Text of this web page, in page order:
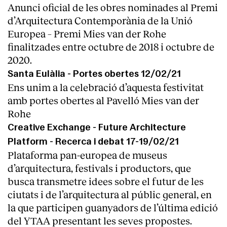
Clients
Anunci oficial de les obres nominades al Premi
d’Arquitectura Contemporània de la Unió
Europea – Premi Mies van der Rohe
finalitzades entre octubre de 2018 i octubre de
2020.
Santa Eulàlia - Portes obertes 12/02/21
Ens unim a la celebració d’aquesta festivitat
amb portes obertes al Pavelló Mies van der
Rohe
Creative Exchange - Future Architecture
Platform - Recerca i debat 17-19/02/21
Plataforma pan-europea de museus
d’arquitectura, festivals i productors, que
busca transmetre idees sobre el futur de les
ciutats i de l’arquitectura al públic general, en
la que participen guanyadors de l’última edició
del YTAA presentant les seves propostes.